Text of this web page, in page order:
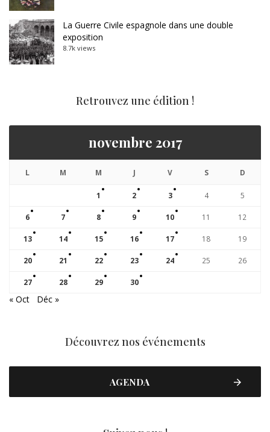
La Guerre Civile espagnole dans une double
exposition
8.7k views
Retrouvez une édition !
novembre 2017
L M M J V S D
1 2 3 4 5
6 7 8 9 10 11 12
13 14 15 16 17 18 19
20 21 22 23 24 25 26
27 28 29 30
« Oct Déc »
Découvrez nos événements
AGENDA